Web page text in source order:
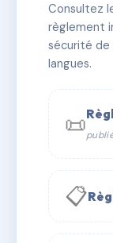
✓ Immatriculée
📞
Consultez
règlement
sécurité de
langues.
📜
📋